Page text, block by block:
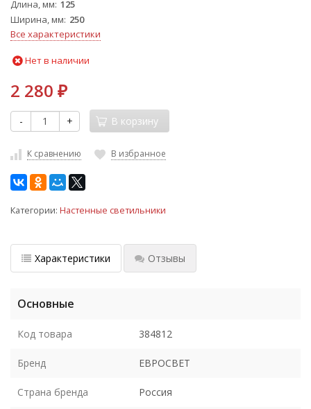
Длина, мм 125
Ширина, мм 250
Все характеристики
Нет в наличии
2 280 ₽
- + В корзину
К сравнению В избранное
Категории: Настенные светильники
Характеристики Отзывы
Основные
Код товара 384812
Бренд ЕВРОСВЕТ
Страна бренда Россия